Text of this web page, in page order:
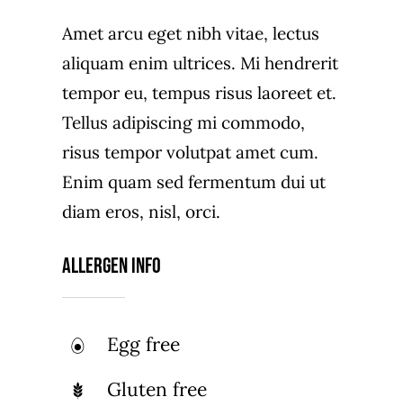
Amet arcu eget nibh vitae, lectus
aliquam enim ultrices. Mi hendrerit
tempor eu, tempus risus laoreet et.
Tellus adipiscing mi commodo,
risus tempor volutpat amet cum.
Enim quam sed fermentum dui ut
diam eros, nisl, orci.
Allergen Info
Egg free
Gluten free